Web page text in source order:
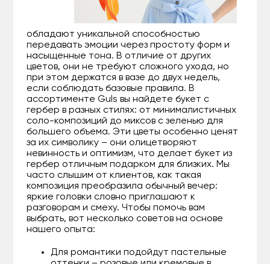
обладают уникальной способностью
передавать эмоции через простоту форм и
насыщенные тона. В отличие от других
цветов, они не требуют сложного ухода, но
при этом держатся в вазе до двух недель,
если соблюдать базовые правила. В
ассортименте Guls вы найдете букет с
гербер в разных стилях: от минималистичных
соло-композиций до миксов с зеленью для
большего объема. Эти цветы особенно ценят
за их символику – они олицетворяют
невинность и оптимизм, что делает букет из
гербер отличным подарком для близких. Мы
часто слышим от клиентов, как такая
композиция преобразила обычный вечер:
яркие головки словно приглашают к
разговорам и смеху. Чтобы помочь вам
выбрать, вот несколько советов на основе
нашего опыта:
Для романтики подойдут пастельные